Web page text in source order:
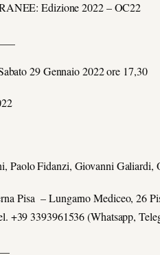
Edizione 2022 – OC22
29 Gennaio 2022 ore 17,30
Paolo Fidanzi, Giovanni Galiardi,
Pisa – Lungarno Mediceo, 26
+39 3393961536 (Whatsapp,